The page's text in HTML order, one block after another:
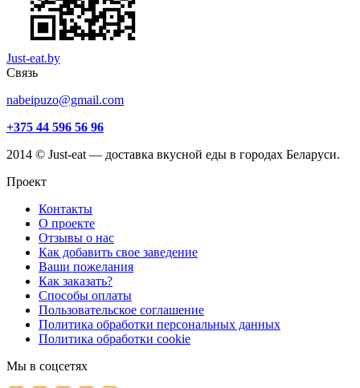
Just-eat.by
Связь
nabeipuzo@gmail.com
+375 44 596 56 96
2014 © Just-eat — доставка вкусной еды в городах Беларуси.
Проект
Контакты
О проекте
Отзывы о нас
Как добавить свое заведение
Ваши пожелания
Как заказать?
Способы оплаты
Пользовательское соглашение
Политика обработки персональных данных
Политика обработки cookie
Мы в соцсетях